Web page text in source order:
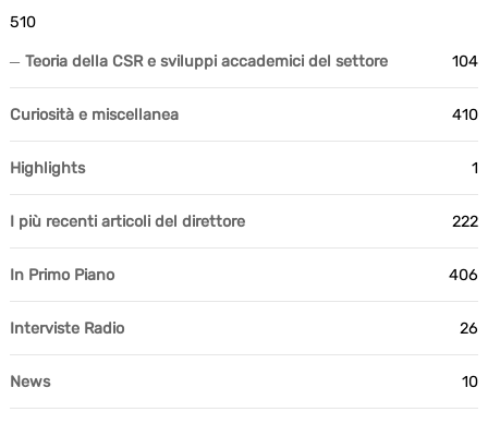
510
Teoria della CSR e sviluppi accademici del settore 104
Curiosità e miscellanea 410
Highlights 1
I più recenti articoli del direttore 222
In Primo Piano 406
Interviste Radio 26
News 10